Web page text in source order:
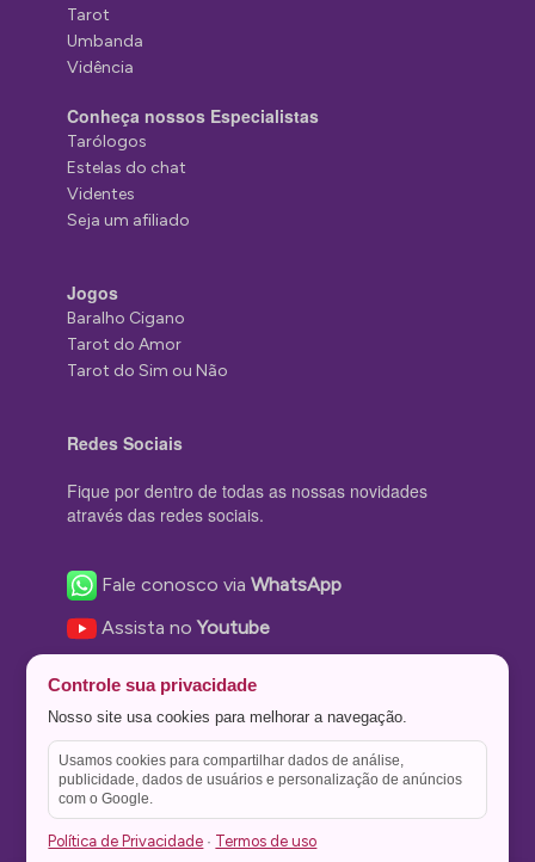
Tarot
Umbanda
Vidência
Conheça nossos Especialistas
Tarólogos
Estelas do chat
Videntes
Seja um afiliado
Jogos
Baralho Cigano
Tarot do Amor
Tarot do Sim ou Não
Redes Sociais
Fique por dentro de todas as nossas novidades
através das redes sociais.
Fale conosco viaWhatsApp
Assista noYoutube
Nos siga no Instagram
Nos siga noTwitter
Salve no
Controle sua privacidade
Nosso site usa cookies para melhorar a navegação.
Usamos cookies para compartilhar dados de análise,
publicidade, dados de usuários e personalização de anúncios
com o Google.
Política de Privacidade · Termos de uso